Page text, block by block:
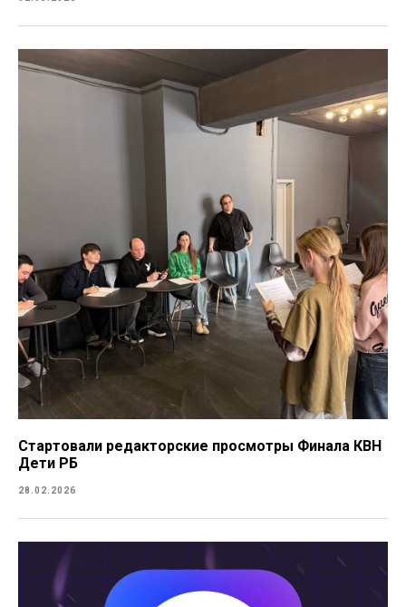
Стартовали редакторские просмотры Финала КВН
Дети РБ
28.02.2026